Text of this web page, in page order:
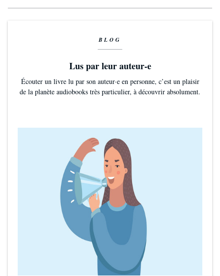
BLOG
Lus par leur auteur-e
Écouter un livre lu par son auteur·e en personne, c’est un plaisir
de la planète audiobooks très particulier, à découvrir absolument.